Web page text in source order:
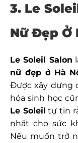
3. Le
Nữ Đẹp Ở
Le Soleil Salon
nữ đẹp ở Hà
Được xây dựng
hóa sinh học
Le Soleil tự tin
nhất cho sức
Nếu muốn trở